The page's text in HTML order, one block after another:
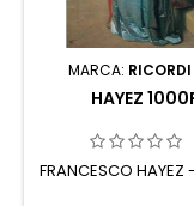
MARCA: RICORDI
HAYEZ
FRANCESCO HAYEZ